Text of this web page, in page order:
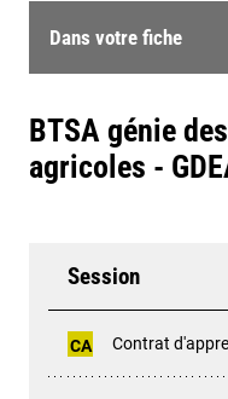
Dans votre fiche
BTSA génie
agricoles -
Session
CA Contrat